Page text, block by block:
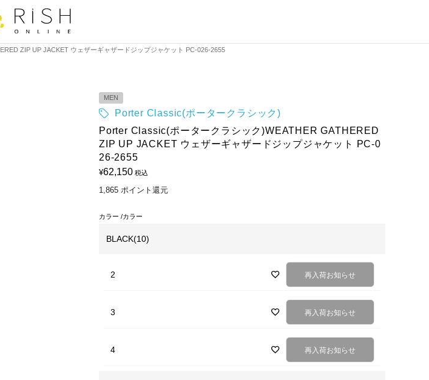
ZIP UP JACKET ウェザーギャザードジップジャケット PC-026-2655
MEN
Porter Classic(ポータークラシック)
Porter Classic(ポータークラシック)WEATHER GATHERED
ZIP UP JACKET ウェザーギャザードジップジャケット PC-0
26-2655
¥62,150 税込
1,865 ポイント還元
カラー カラー
BLACK(10)
2 再入荷お知らせ
3 再入荷お知らせ
4 再入荷お知らせ